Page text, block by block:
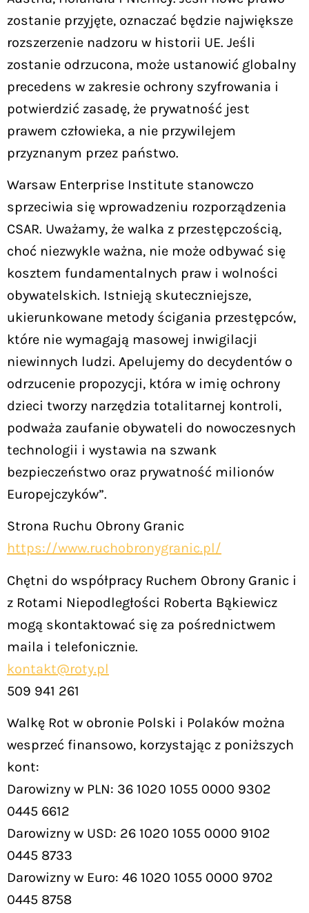
zostanie przyjęte, oznaczać będzie największe
rozszerzenie nadzoru w historii UE. Jeśli
zostanie odrzucona, może ustanowić globalny
precedens w zakresie ochrony szyfrowania i
potwierdzić zasadę, że prywatność jest
prawem człowieka, a nie przywilejem
przyznanym przez państwo.
Warsaw Enterprise Institute stanowczo
sprzeciwia się wprowadzeniu rozporządzenia
CSAR. Uważamy, że walka z przestępczością,
choć niezwykle ważna, nie może odbywać się
kosztem fundamentalnych praw i wolności
obywatelskich. Istnieją skuteczniejsze,
ukierunkowane metody ścigania przestępców,
które nie wymagają masowej inwigilacji
niewinnych ludzi. Apelujemy do decydentów o
odrzucenie propozycji, która w imię ochrony
dzieci tworzy narzędzia totalitarnej kontroli,
podważa zaufanie obywateli do nowoczesnych
technologii i wystawia na szwank
bezpieczeństwo oraz prywatność milionów
Europejczyków”.
Strona Ruchu Obrony Granic
https://www.ruchobronygranic.pl/
Chętni do współpracy Ruchem Obrony Granic i
z Rotami Niepodległości Roberta Bąkiewicz
mogą skontaktować się za pośrednictwem
maila i telefonicznie.
kontakt@roty.pl
509 941 261
Walkę Rot w obronie Polski i Polaków można
wesprzeć finansowo, korzystając z poniższych
kont:
Darowizny w PLN: 36 1020 1055 0000 9302
0445 6612
Darowizny w USD: 26 1020 1055 0000 9102
0445 8733
Darowizny w Euro: 46 1020 1055 0000 9702
0445 8758